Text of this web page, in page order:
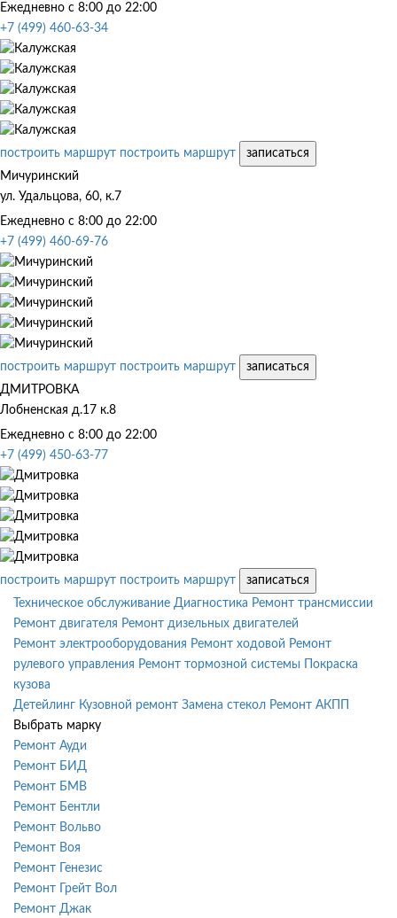
Ежедневно с 8:00 до 22:00
+7 (499) 460-63-34
построить маршрут построить маршрут
записаться
Мичуринский
ул. Удальцова, 60, к.7
Ежедневно с 8:00 до 22:00
+7 (499) 460-69-76
построить маршрут построить маршрут
записаться
ДМИТРОВКА
Лобненская д.17 к.8
Ежедневно с 8:00 до 22:00
+7 (499) 450-63-77
построить маршрут построить маршрут
записаться
Техническое обслуживание Диагностика Ремонт трансмиссии
Ремонт двигателя Ремонт дизельных двигателей
Ремонт электрооборудования Ремонт ходовой Ремонт
рулевого управления Ремонт тормозной системы
Покраска
кузова
Детейлинг Кузовной ремонт Замена стекол Ремонт АКПП
Выбрать марку
Ремонт Ауди
Ремонт БИД
Ремонт БМВ
Ремонт Бентли
Ремонт Вольво
Ремонт Воя
Ремонт Генезис
Ремонт Грейт Вол
Ремонт Джак